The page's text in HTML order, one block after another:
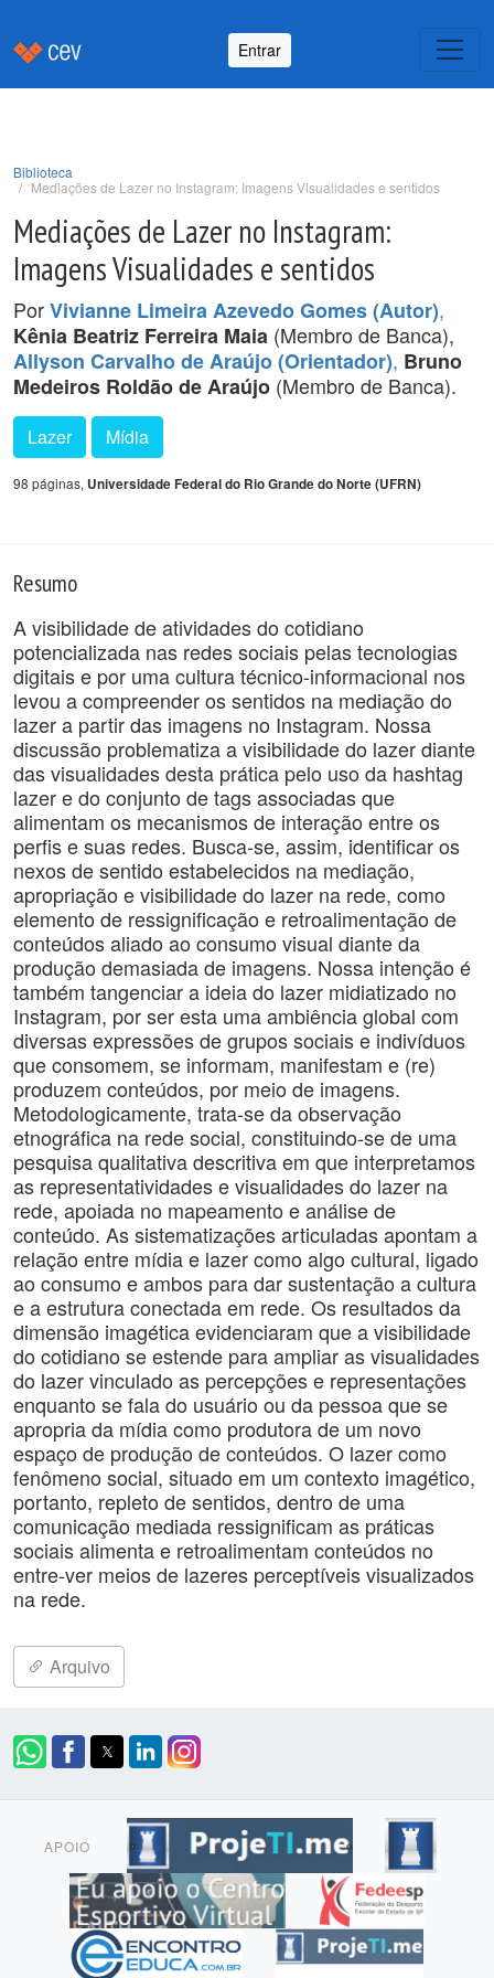
Entrar
Biblioteca
Mediações de Lazer no Instagram: Imagens Visualidades e sentidos
Mediações de Lazer no Instagram:
Imagens Visualidades e sentidos
PorVivianne Limeira Azevedo Gomes (Autor),
Kênia Beatriz Ferreira Maia (Membro de Banca),
Allyson Carvalho de Araújo (Orientador), Bruno
Medeiros Roldão de Araújo (Membro de Banca).
Lazer Mídia
98 páginas, Universidade Federal do Rio Grande do Norte (UFRN)
Resumo
A visibilidade de atividades do cotidiano
potencializada nas redes sociais pelas tecnologias
digitais e por uma cultura técnico-informacional nos
levou a compreender os sentidos na mediação do
lazer a partir das imagens no Instagram. Nossa
discussão problematiza a visibilidade do lazer diante
das visualidades desta prática pelo uso da hashtag
lazer e do conjunto de tags associadas que
alimentam os mecanismos de interação entre os
perfis e suas redes. Busca-se, assim, identificar os
nexos de sentido estabelecidos na mediação,
apropriação e visibilidade do lazer na rede, como
elemento de ressignificação e retroalimentação de
conteúdos aliado ao consumo visual diante da
produção demasiada de imagens. Nossa intenção é
também tangenciar a ideia do lazer midiatizado no
Instagram, por ser esta uma ambiência global com
diversas expressões de grupos sociais e indivíduos
que consomem, se informam, manifestam e (re)
produzem conteúdos, por meio de imagens.
Metodologicamente, trata-se da observação
etnográfica na rede social, constituindo-se de uma
pesquisa qualitativa descritiva em que interpretamos
as representatividades e visualidades do lazer na
rede, apoiada no mapeamento e análise de
conteúdo. As sistematizações articuladas apontam a
relação entre mídia e lazer como algo cultural, ligado
ao consumo e ambos para dar sustentação a cultura
e a estrutura conectada em rede. Os resultados da
dimensão imagética evidenciaram que a visibilidade
do cotidiano se estende para ampliar as visualidades
do lazer vinculado as percepções e representações
enquanto se fala do usuário ou da pessoa que se
apropria da mídia como produtora de um novo
espaço de produção de conteúdos. O lazer como
fenômeno social, situado em um contexto imagético,
portanto, repleto de sentidos, dentro de uma
comunicação mediada ressignificam as práticas
sociais alimenta e retroalimentam conteúdos no
entre-ver meios de lazeres perceptíveis visualizados
na rede.
Arquivo
APOIO